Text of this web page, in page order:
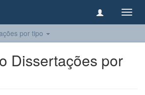
por tipo
Dissertações por